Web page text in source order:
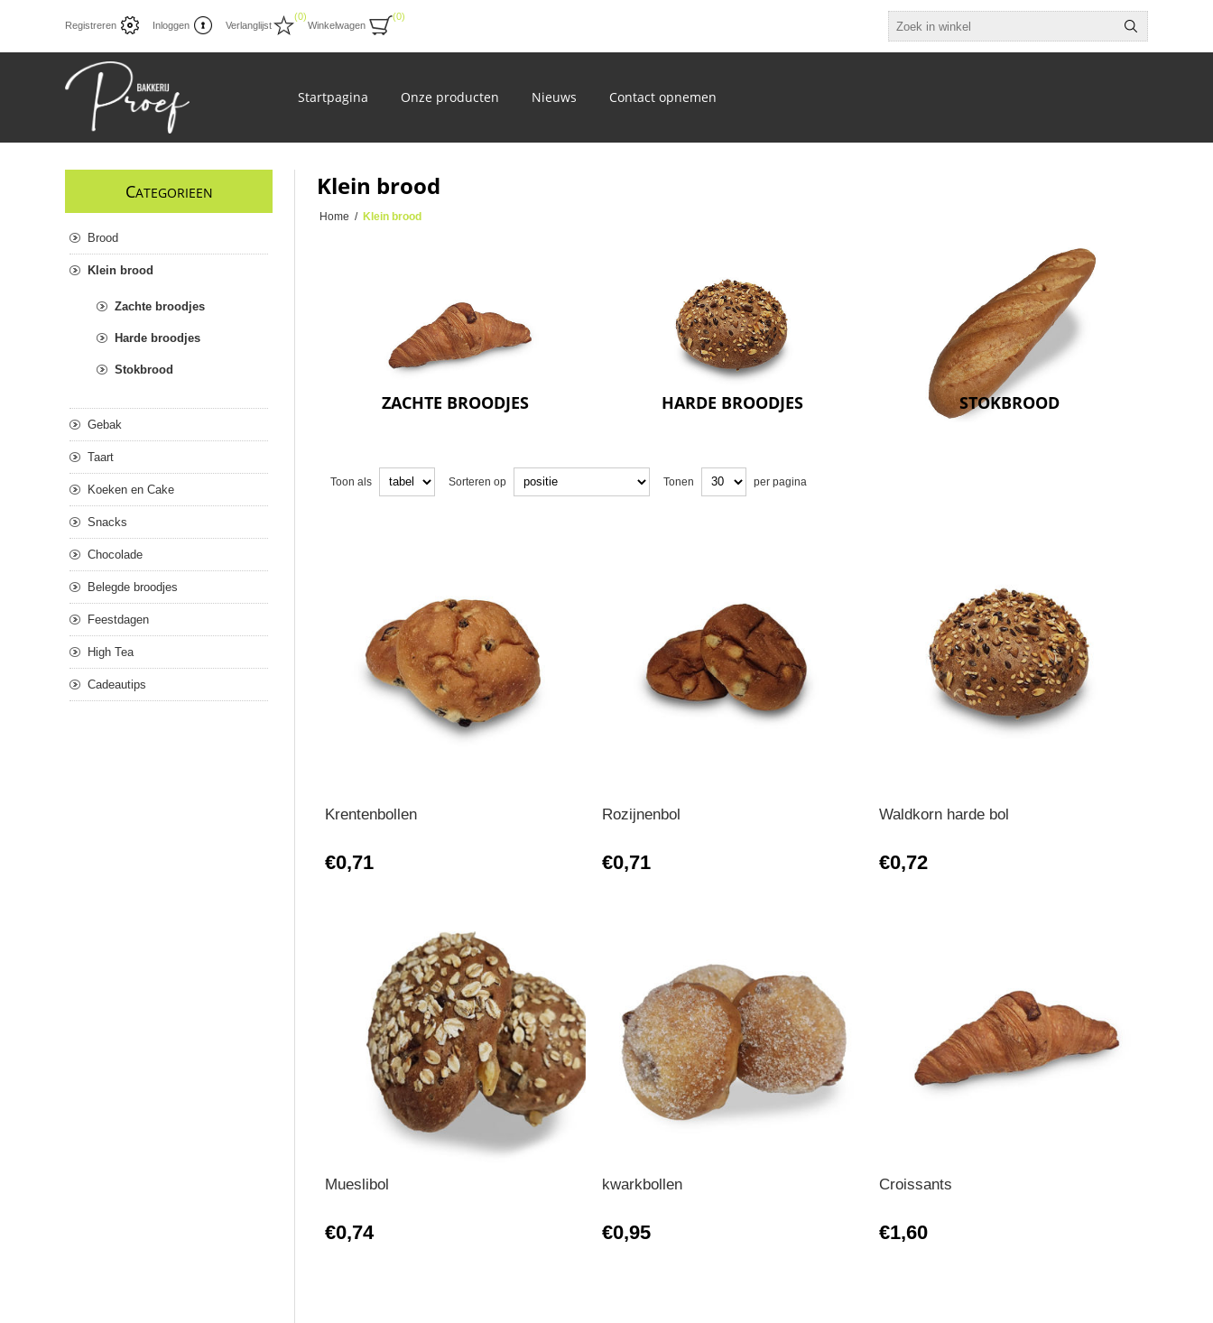
Registreren Inloggen Verlanglijst
(0)
Winkelwagen
(0)
Startpagina Onze producten Nieuws Contact opnemen
Klein brood
Home / Klein brood
ZACHTE BROODJES HARDE BROODJES STOKBROOD
Toon als Sorteren op Tonen per pagina
Krentenbollen
€0,71
Rozijnenbol
€0,71
Waldkorn harde bol
€0,72
Mueslibol
€0,74
kwarkbollen
€0,95
Croissants
€1,60
CATEGORIEEN
Brood
Klein brood
Zachte broodjes
Harde broodjes
Stokbrood
Gebak
Taart
Koeken en Cake
Snacks
Chocolade
Belegde broodjes
Feestdagen
High Tea
Cadeautips